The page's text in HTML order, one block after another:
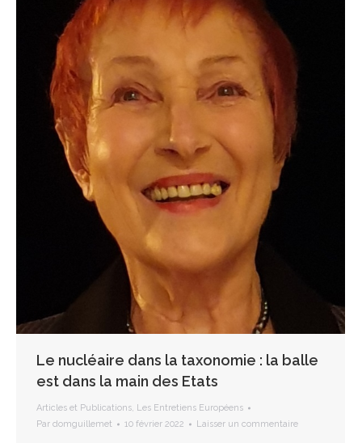
Le nucléaire dans la taxonomie : la balle
est dans la main des Etats
Articles et Publications, Les Entretiens Européens
Par domguillemet 10 février 2022 Laisser un commentaire